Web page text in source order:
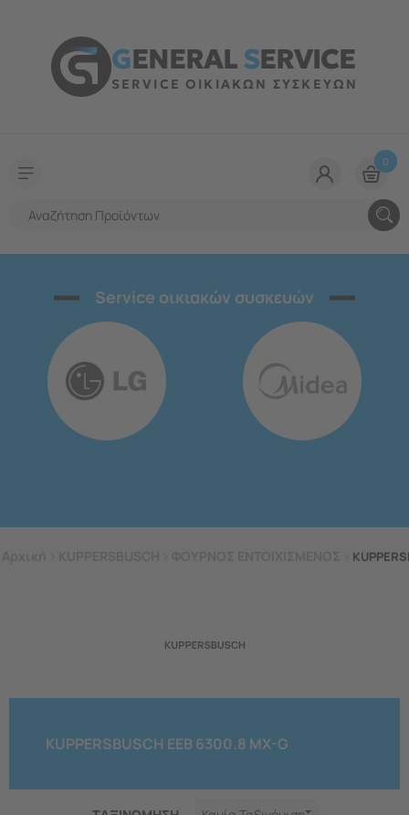
GENERALSERVICE
SERVICE ΟΙΚΙΑΚΩΝ ΣΥΣΚΕΥΩΝ
0
Service οικιακών συσκευών
KUPPERSBUSCH EEB 6300.8 MX-G